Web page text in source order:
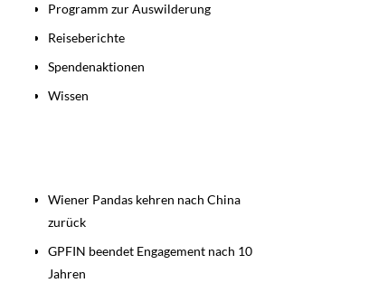
Programm zur Auswilderung
Reiseberichte
Spendenaktionen
Wissen
Wiener Pandas kehren nach China
zurück
GPFIN beendet Engagement nach 10
Jahren